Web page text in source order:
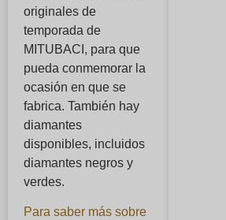
originales de
temporada de
MITUBACI, para que
pueda conmemorar la
ocasión en que se
fabrica. También hay
diamantes
disponibles, incluidos
diamantes negros y
verdes.
Para saber más sobre